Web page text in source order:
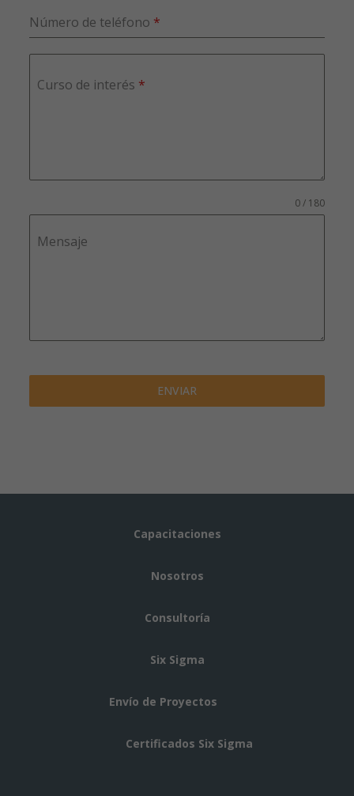
Número de teléfono *
Curso de interés *
Mensaje
0 / 180
ENVIAR
Capacitaciones
Nosotros
Consultoría
Six Sigma
Envío de Proyectos
Certificados Six Sigma